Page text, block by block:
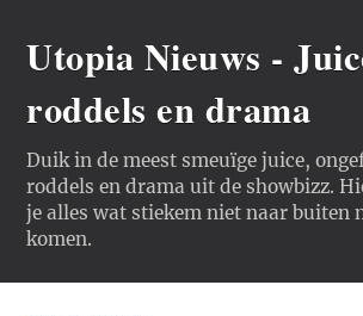
Utopia Nieuws -
roddels en drama
Duik in de meest smeuïge juice,
roddels en drama uit de showbizz.
je alles wat stiekem niet naar buiten
komen.